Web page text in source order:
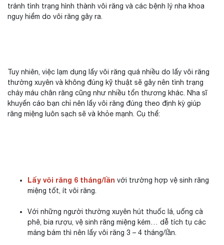
tránh tình trạng hình thành vôi răng và các bệnh lý nha khoa
nguy hiểm do vôi răng gây ra.
Tuy nhiên, việc lạm dụng lấy vôi răng quá nhiều do lấy vôi răng
thường xuyên và không đúng kỹ thuật sẽ gây nên tình trạng
chảy máu chân răng cũng như nhiều tổn thương khác. Nha sĩ
khuyến cáo bạn chỉ nên lấy vôi răng đúng theo định kỳ giúp
răng miệng luôn sạch sẽ và khỏe mạnh. Cụ thể:
Lấy vôi răng 6 tháng/lần với trường hợp vệ sinh răng
miệng tốt, ít vôi răng.
Với những người thường xuyên hút thuốc lá, uống cà
phê, bia rượu, vệ sinh răng miệng kém… dễ tích tụ các
mảng bám thì nên lấy vôi răng 3 – 4 tháng/lần.